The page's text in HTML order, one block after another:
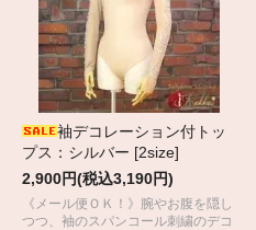
袖デコレーション付トッ
プス：シルバー [2size]
2,900円(税込3,190円)
《メール便ＯＫ！》腕やお腹を隠し
つつ、袖のスパンコール刺繍のデコ